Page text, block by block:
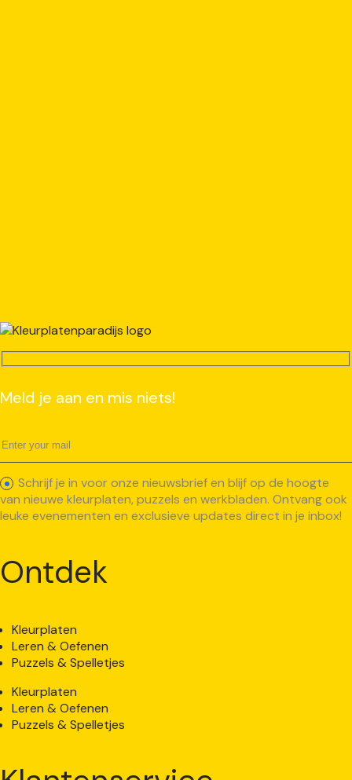
Meld je aan en mis niets!
Schrijf je in voor onze nieuwsbrief en blijf op de hoogte
van nieuwe kleurplaten, puzzels en werkbladen. Ontvang ook
leuke evenementen en exclusieve updates direct in je inbox!
Ontdek
Kleurplaten
Leren & Oefenen
Puzzels & Spelletjes
Kleurplaten
Leren & Oefenen
Puzzels & Spelletjes